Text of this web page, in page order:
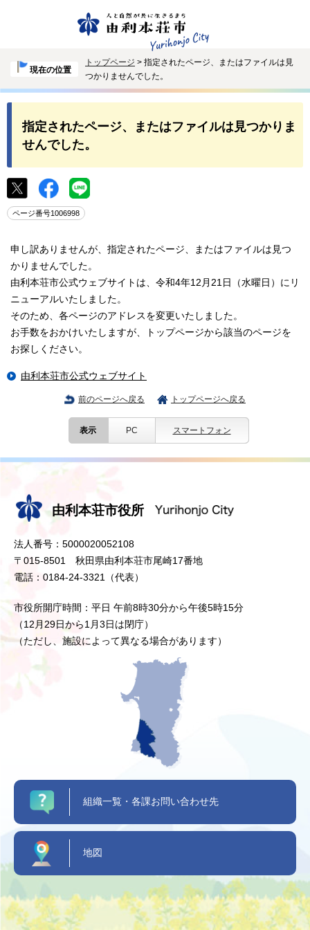
現在の位置
トップページ > 指定されたページ、またはファイルは見
つかりませんでした。
指定されたページ、またはファイルは見つかりま
せんでした。
ページ番号1006998
申し訳ありませんが、指定されたページ、またはファイルは見つ
かりませんでした。
由利本荘市公式ウェブサイトは、令和4年12月21日（水曜日）にリ
ニューアルいたしました。
そのため、各ページのアドレスを変更いたしました。
お手数をおかけいたしますが、トップページから該当のページを
お探しください。
由利本荘市公式ウェブサイト
前のページへ戻る トップページへ戻る
表示 PC スマートフォン
由利本荘市役所
法人番号：5000020052108
〒015-8501 秋田県由利本荘市尾崎17番地
電話：0184-24-3321（代表）
市役所開庁時間：平日 午前8時30分から午後5時15分
（12月29日から1月3日は閉庁）
（ただし、施設によって異なる場合があります）
組織一覧・各課お問い合わせ先
地図